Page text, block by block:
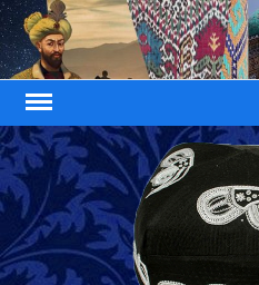
Skip
to
content